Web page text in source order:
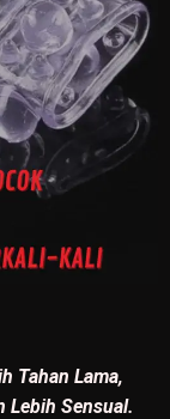
Tahan Lama,
Lebih Sensual.